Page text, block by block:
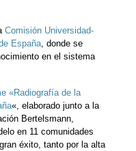
Comisión Universidad-
España , donde se
en el sistema
«Radiografía de la
«, elaborado junto a la
Bertelsmann,
en 11 comunidades
éxito, tanto por la alta